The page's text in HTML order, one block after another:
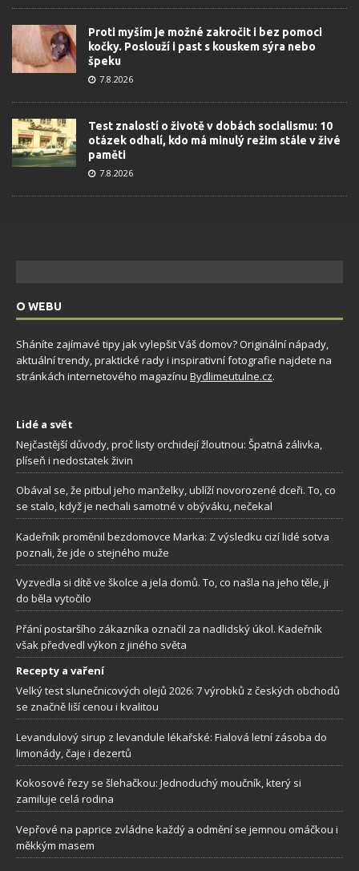
Proti myším je možné zakročit i bez pomoci
kočky. Poslouží i past s kouskem sýra nebo
špeku
7.8.2026
Test znalostí o životě v dobách socialismu: 10
otázek odhalí, kdo má minulý režim stále v živé
paměti
7.8.2026
O WEBU
Sháníte zajímavé tipy jak vylepšit Váš domov? Originální nápady,
aktuální trendy, praktické rady i inspirativní fotografie najdete na
stránkách internetového magazínu Bydlimeutulne.cz.
Lidé a svět
Nejčastější důvody, proč listy orchidejí žloutnou: Špatná zálivka,
plíseň i nedostatek živin
Obával se, že pitbul jeho manželky, ublíží novorozené dceři. To, co
se stalo, když je nechali samotné v obýváku, nečekal
Kadeřník proměnil bezdomovce Marka: Z výsledku cizí lidé sotva
poznali, že jde o stejného muže
Vyzvedla si dítě ve školce a jela domů. To, co našla na jeho těle, ji
do běla vytočilo
Přání postaršího zákazníka označil za nadlidský úkol. Kadeřník
však předvedl výkon z jiného světa
Recepty a vaření
Velký test slunečnicových olejů 2026: 7 výrobků z českých obchodů
se značně liší cenou i kvalitou
Levandulový sirup z levandule lékařské: Fialová letní zásoba do
limonády, čaje i dezertů
Kokosové řezy se šlehačkou: Jednoduchý moučník, který si
zamiluje celá rodina
Vepřové na paprice zvládne každý a odmění se jemnou omáčkou i
měkkým masem